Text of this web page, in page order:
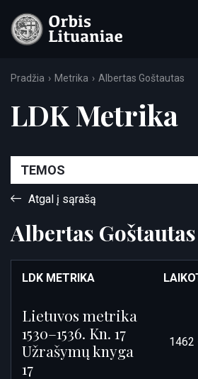
Pradžia Metrika Albertas Goštautas
LDK Metrika
TEMOS
Atgal į sąrašą
Albertas Goštautas
LDK METRIKA
Lietuvos metrika
1530–1536. Kn. 17
Užrašymų knyga
17
1462